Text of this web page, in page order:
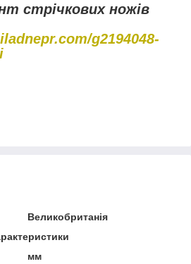
стрічкових ножів
g2194048-
Великобританія
мм